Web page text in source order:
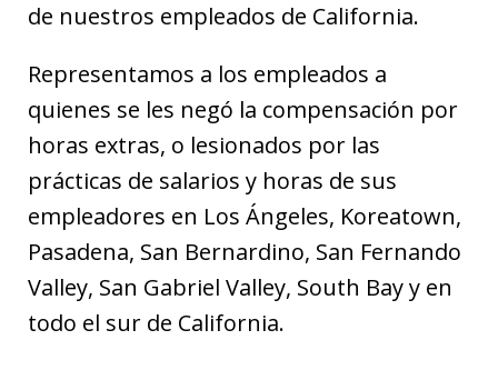
de nuestros empleados de California.
Representamos a los empleados a
quienes se les negó la compensación por
horas extras, o lesionados por las
prácticas de salarios y horas de sus
empleadores en Los Ángeles, Koreatown,
Pasadena, San Bernardino, San Fernando
Valley, San Gabriel Valley, South Bay y en
todo el sur de California.